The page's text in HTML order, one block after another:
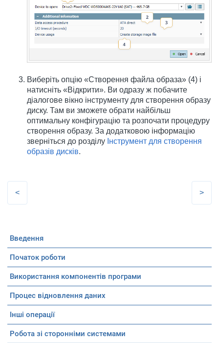
Виберіть опцію «Створення файла образа» (4) і
натисніть «Відкрити». Ви одразу ж побачите
діалогове вікно інструменту для створення образу
диску. Там ви зможете обрати найбільш
оптимальну конфігурацію та розпочати процедуру
створення образу. За додатковою інформацію
зверніться до розділу Інструмент для створення
образів дисків.
Введення
Початок роботи
Використання компонентів програми
Процес відновлення даних
Інші операції
Робота зі сторонніми системами
To the top